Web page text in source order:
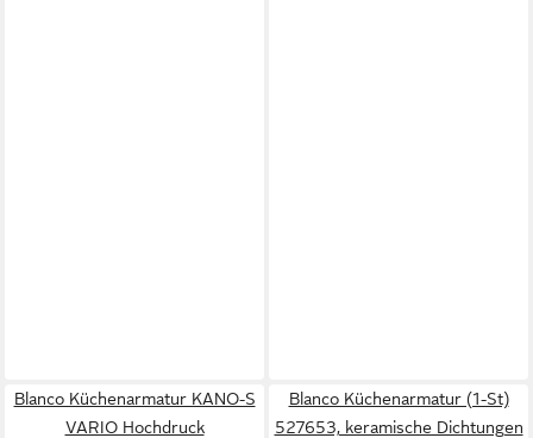
Blanco Küchenarmatur KANO-S
VARIO Hochdruck
Blanco Küchenarmatur (1-St)
527653, keramische Dichtungen